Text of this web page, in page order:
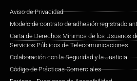
Aviso de Privacidad
Modelo de contrato de adhesión registrado
Carta de Derechos Mínimos de los Usuarios
Servicios Públicos de Telecomunicaciones
Colaboración con la Seguridad y la Justicia
Código de Prácticas Comerciales